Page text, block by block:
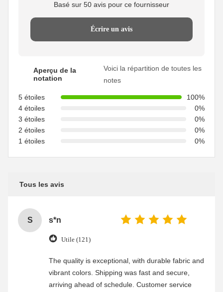
Basé sur 50 avis pour ce fournisseur
Écrire un avis
Aperçu de la
notation
Voici la répartition de toutes les
notes
5 étoiles
100%
4 étoiles
0%
3 étoiles
0%
2 étoiles
0%
1 étoiles
0%
Tous les avis
S s*n
Utile (121)
The quality is exceptional, with durable fabric and
vibrant colors. Shipping was fast and secure,
arriving ahead of schedule. Customer service